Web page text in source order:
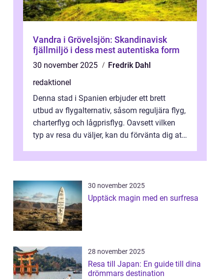
Vandra i Grövelsjön: Skandinavisk
fjällmiljö i dess mest autentiska form
30 november 2025
Fredrik Dahl
redaktionel
Denna stad i Spanien erbjuder ett brett
utbud av flygalternativ, såsom reguljära flyg,
charterflyg och lågprisflyg. Oavsett vilken
typ av resa du väljer, kan du förvänta dig att
30 november 2025
Upptäck magin med en surfresa
28 november 2025
Resa till Japan: En guide till dina
drömmars destination